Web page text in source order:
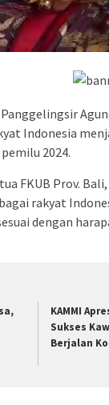
Indonesia
2024.
FKUB Prov.
rakyat
dengan
KAMMI
Sukses
Berjalan